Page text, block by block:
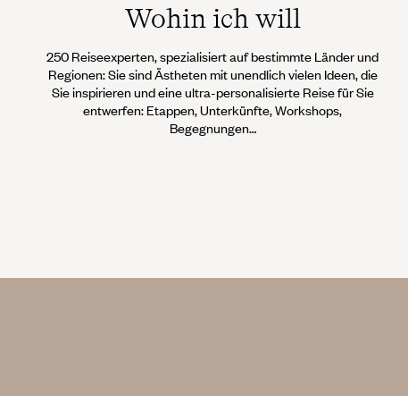
Wohin ich will
250 Reiseexperten, spezialisiert auf bestimmte Länder und
Regionen: Sie sind Ästheten mit unendlich vielen Ideen, die
Sie inspirieren und eine ultra-personalisierte Reise für Sie
entwerfen: Etappen, Unterkünfte, Workshops,
Begegnungen…